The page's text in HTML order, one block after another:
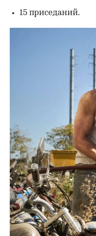
15 приседаний.